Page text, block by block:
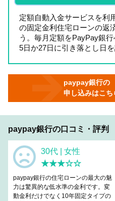
定額自動入金サービスを利
の固定金利住宅ローンの返
う。毎月定額をPayPay銀
5日か27日に引き落とし日を
paypay銀行の
申し込みはこち
paypay銀行の口コミ・評判
30代 | 女性
★★★☆☆
paypay銀行の住宅ローンの最大の魅
力は驚異的な低水準の金利です。変
動金利だけでなく10年固定タイプの